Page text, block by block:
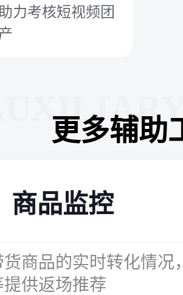
力考核短视频团
更多辅助
商品监控
货商品的实时转化情况
提供返场推荐